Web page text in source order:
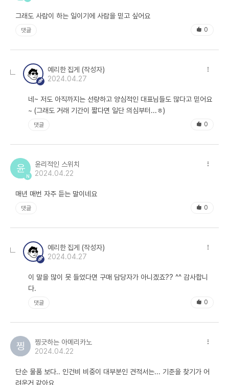
비와 디자인 비용이 대부분이라 적정 금액을 어떻게 산출해야 할지 막막
없었습니다.
적정 단가를 산출하여 업체와 세 차례나 협상하였고 천만 원 가까이 네고
하여 최종 금액을 확정했습니다. 이에 상부에 보고 드리고 마무리하려 했
지만 윗분께서는 다시 협상하라고 지시하셨습니다.
이기 때문에 객관적 잣대도 없었고, 얼마를 더 깎아야 할지도 막막했습니
다. 어쨌든 상부의 뜻이 그러하니 업체 대표님을 만나 이런 사정을 솔직
히 얘기하고 조금만 더 깎아 줄 것을 요청했습니다. 아니나 다를까 업체
대표님은 이번 일에 뛰어든 것을 후회한다며 깊은 한숨을 내쉬셨습니다.
다. 팀장님 지시로 업체 대표와 미팅을 잡고 팀장님과 함께 협상을 진행
하셨다고 던졌습니다. 이 대표님 역시 당장 답할 수 있는 문제가 아니라
며 돌아가서 검토해 보겠다며 마무리했습니다.
결과는 어땠을까요?
저는 그 업체가 촉박한 일정 맞추기 위해 고생한 것을 알기 때문에 어렵
다고 답변할 거라 생각했습니다. 하지만 업체 대표님은 700만 원 정도
구매업무를 하면서 이와 유사한 경우를 정말 많이 경험했습니다. 따라서
그래도 사람이 하는 일이기에 사람을 믿고 싶어요
댓글 0
예리한 집게 (작성자)
2024.04.27
네~ 저도 아직까지는 선량하고 양심적인 대표님들도 많다고 믿어요
~ (그래도 거래 기간이 짧다면 일단 의심부터...ㅎ)
댓글 0
윤
N
윤리적인 스위치
2024.04.22
매년 매번 자주 듣는 말이네요
댓글 0
예리한 집게 (작성자)
2024.04.27
이 말을 많이 못 들었다면 구매 담당자가 아니겠죠?? ^^ 감사합니
다.
댓글 0
찡
찡긋하는 아메리카노
2024.04.22
단순 물품 보다.. 인건비 비중이 대부분인 견적서는... 기준을 찾기가 어
려운거 같아요